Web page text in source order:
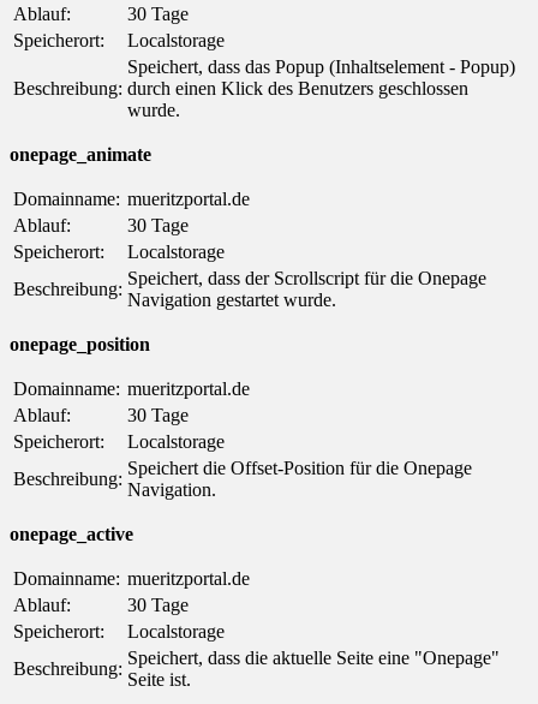
Ablauf:
30 Tage
Speicherort:
Localstorage
Beschreibung:
Speichert, dass das Popup (Inhaltselement - Popup)
durch einen Klick des Benutzers geschlossen
wurde.
onepage_animate
Domainname: mueritzportal.de
Ablauf:
30 Tage
Speicherort:
Localstorage
Beschreibung:
Speichert, dass der Scrollscript für die Onepage
Navigation gestartet wurde.
onepage_position
Domainname: mueritzportal.de
Ablauf:
30 Tage
Speicherort:
Localstorage
Beschreibung:
Speichert die Offset-Position für die Onepage
Navigation.
onepage_active
Domainname: mueritzportal.de
Ablauf:
30 Tage
Speicherort:
Localstorage
Beschreibung:
Speichert, dass die aktuelle Seite eine "Onepage"
Seite ist.